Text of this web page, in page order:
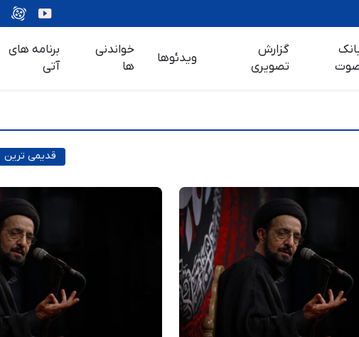
گزارش
تصویری
ویدئوها
خواندنی
ها
برنامه های
آتی
قدیمی ترین